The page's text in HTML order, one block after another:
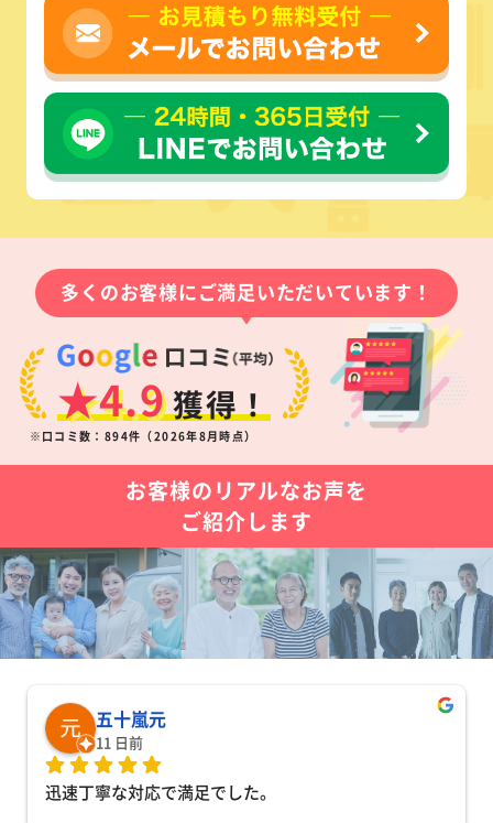
多くのお客様にご満足いただいています！
★4.9獲得！
※口コミ数：894件（2026年8月時点）
お客様のリアルなお声を
ご紹介します
五十嵐元
11 日前
迅速丁寧な対応で満足でした。